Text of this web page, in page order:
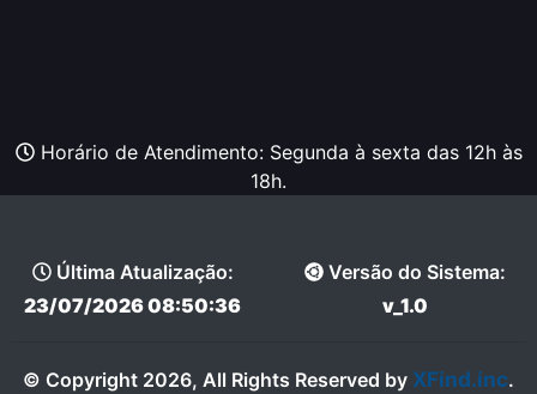
Horário de Atendimento: Segunda à sexta das 12h às
18h.
Última Atualização:
23/07/2026 08:50:36
Versão do Sistema:
v_1.0
© Copyright 2026, All Rights Reserved by XFind.inc.